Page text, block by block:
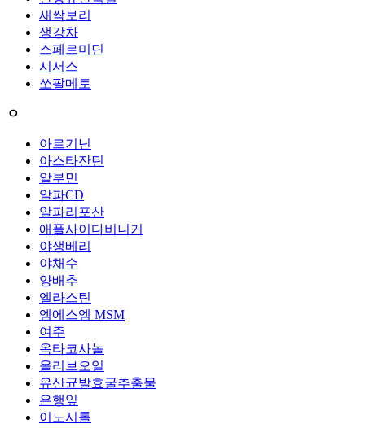
새싹보리
생강차
스페르미딘
시서스
쏘팔메토
ㅇ
아르기닌
아스타잔틴
알부민
알파CD
알파리포산
애플사이다비니거
야생베리
야채수
양배추
엘라스틴
엠에스엠 MSM
여주
옥타코사놀
올리브오일
유산균발효굴추출물
은행잎
이노시톨